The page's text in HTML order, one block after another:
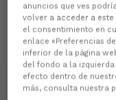
anuncios que ves
volver a acceder a
el consentimiento en
enlace «Preferencias
inferior de la página
del fondo a la
efecto dentro de
más, consulta nuestra